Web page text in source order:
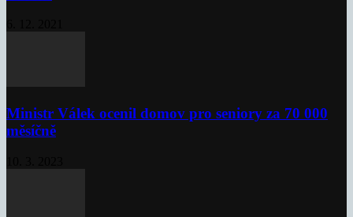
Ministr Válek ocenil domov pro seniory za 70 000
měsíčně